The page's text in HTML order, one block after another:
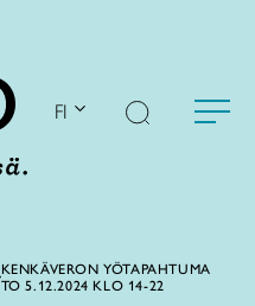
FI
KENKÄVERON YÖTAPAHTUMA
TO 5.12.2024 KLO 14-22